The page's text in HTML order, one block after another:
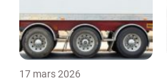
17 mars 2026